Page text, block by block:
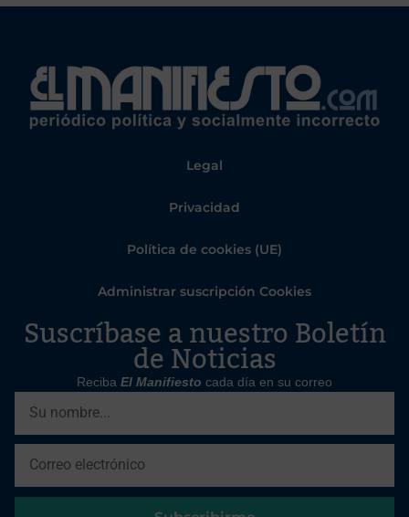
Legal
Privacidad
Política de cookies (UE)
Administrar suscripción Cookies
Suscríbase a nuestro Boletín
de Noticias
Reciba El Manifiesto cada día en su correo